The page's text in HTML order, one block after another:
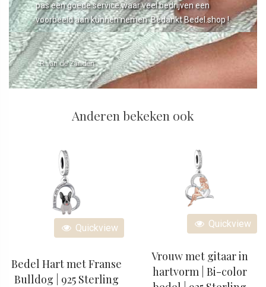
pas een goede service waar veel bedrijven een
voorbeeld aan kunnen nemen. Bedankt Bedel.shop !
- R van de Zanden
Anderen bekeken ook
Quickview
Bedel Hart met Franse
Bulldog | 925 Sterling
Quickview
Vrouw met gitaar in
hartvorm | Bi-color